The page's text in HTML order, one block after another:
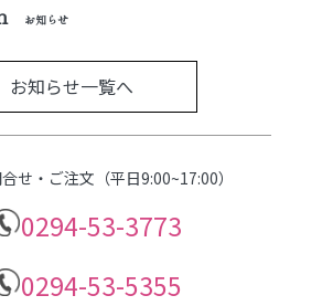
お知らせ
お知らせ一覧へ
せ・ご注文（平日9:00~17:00）
0294-53-3773
0294-53-5355